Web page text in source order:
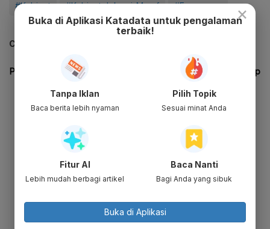
#Kabinet #Kabinet Jokowi-Maruf #Evergreen
CEK JUGA DATA INI
×
Buka di Aplikasi Katadata untuk pengalaman
terbaik!
Tanpa Iklan
Baca berita lebih nyaman
Pilih Topik
Sesuai minat Anda
Fitur AI
Lebih mudah berbagi artikel
Baca Nanti
Bagi Anda yang sibuk
Buka di Aplikasi